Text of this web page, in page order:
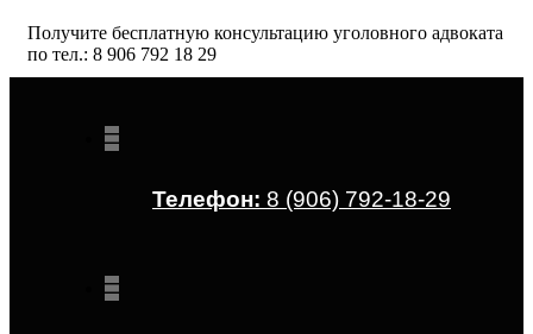
Получите бесплатную консультацию уголовного адвоката
по тел.: 8 906 792 18 29
Телефон: 8 (906) 792-18-29